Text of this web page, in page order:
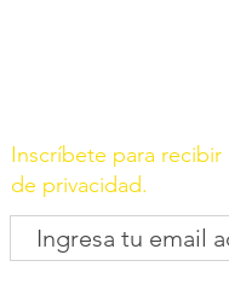
Inscríbete para
de privacidad.